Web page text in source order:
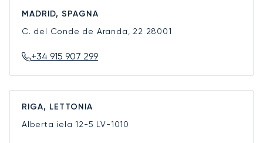
MADRID, SPAGNA
C. del Conde de Aranda, 22 28001
+34 915 907 299
RIGA, LETTONIA
Alberta iela 12-5 LV-1010